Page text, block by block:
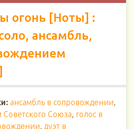
огонь [Ноты] :
ансамбль,
ансамбль в сопровождении,
Советского Союза, голос в
, дуэт в